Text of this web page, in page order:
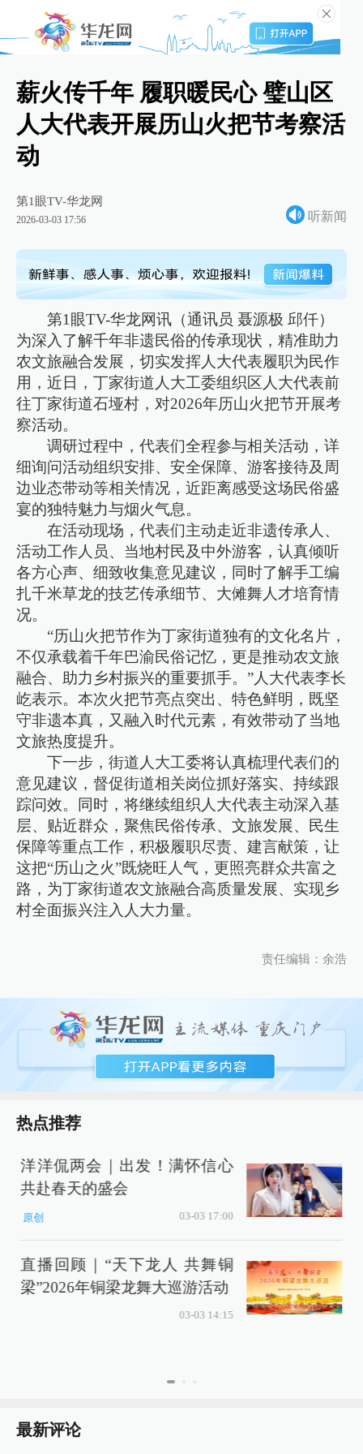
薪火传千年 履职暖民心 璧山区
人大代表开展历山火把节考察活
动
第1眼TV-华龙网
2026-03-03 17:56 听新闻
第1眼TV-华龙网讯（通讯员 聂源极 邱仟）
为深入了解千年非遗民俗的传承现状，精准助力
农文旅融合发展，切实发挥人大代表履职为民作
用，近日，丁家街道人大工委组织区人大代表前
往丁家街道石垭村，对2026年历山火把节开展考
察活动。
调研过程中，代表们全程参与相关活动，详
细询问活动组织安排、安全保障、游客接待及周
边业态带动等相关情况，近距离感受这场民俗盛
宴的独特魅力与烟火气息。
在活动现场，代表们主动走近非遗传承人、
活动工作人员、当地村民及中外游客，认真倾听
各方心声、细致收集意见建议，同时了解手工编
扎千米草龙的技艺传承细节、大傩舞人才培育情
况。
“历山火把节作为丁家街道独有的文化名片，
不仅承载着千年巴渝民俗记忆，更是推动农文旅
融合、助力乡村振兴的重要抓手。”人大代表李长
屹表示。本次火把节亮点突出、特色鲜明，既坚
守非遗本真，又融入时代元素，有效带动了当地
文旅热度提升。
下一步，街道人大工委将认真梳理代表们的
意见建议，督促街道相关岗位抓好落实、持续跟
踪问效。同时，将继续组织人大代表主动深入基
层、贴近群众，聚焦民俗传承、文旅发展、民生
保障等重点工作，积极履职尽责、建言献策，让
这把“历山之火”既烧旺人气，更照亮群众共富之
路，为丁家街道农文旅融合高质量发展、实现乡
村全面振兴注入人大力量。
责任编辑：余浩
热点推荐
洋洋侃两会｜出发！满怀信心
共赴春天的盛会
原创 03-03 17:00
直播回顾｜“天下龙人 共舞铜
梁”2026年铜梁龙舞大巡游活动
03-03 14:15
最新评论